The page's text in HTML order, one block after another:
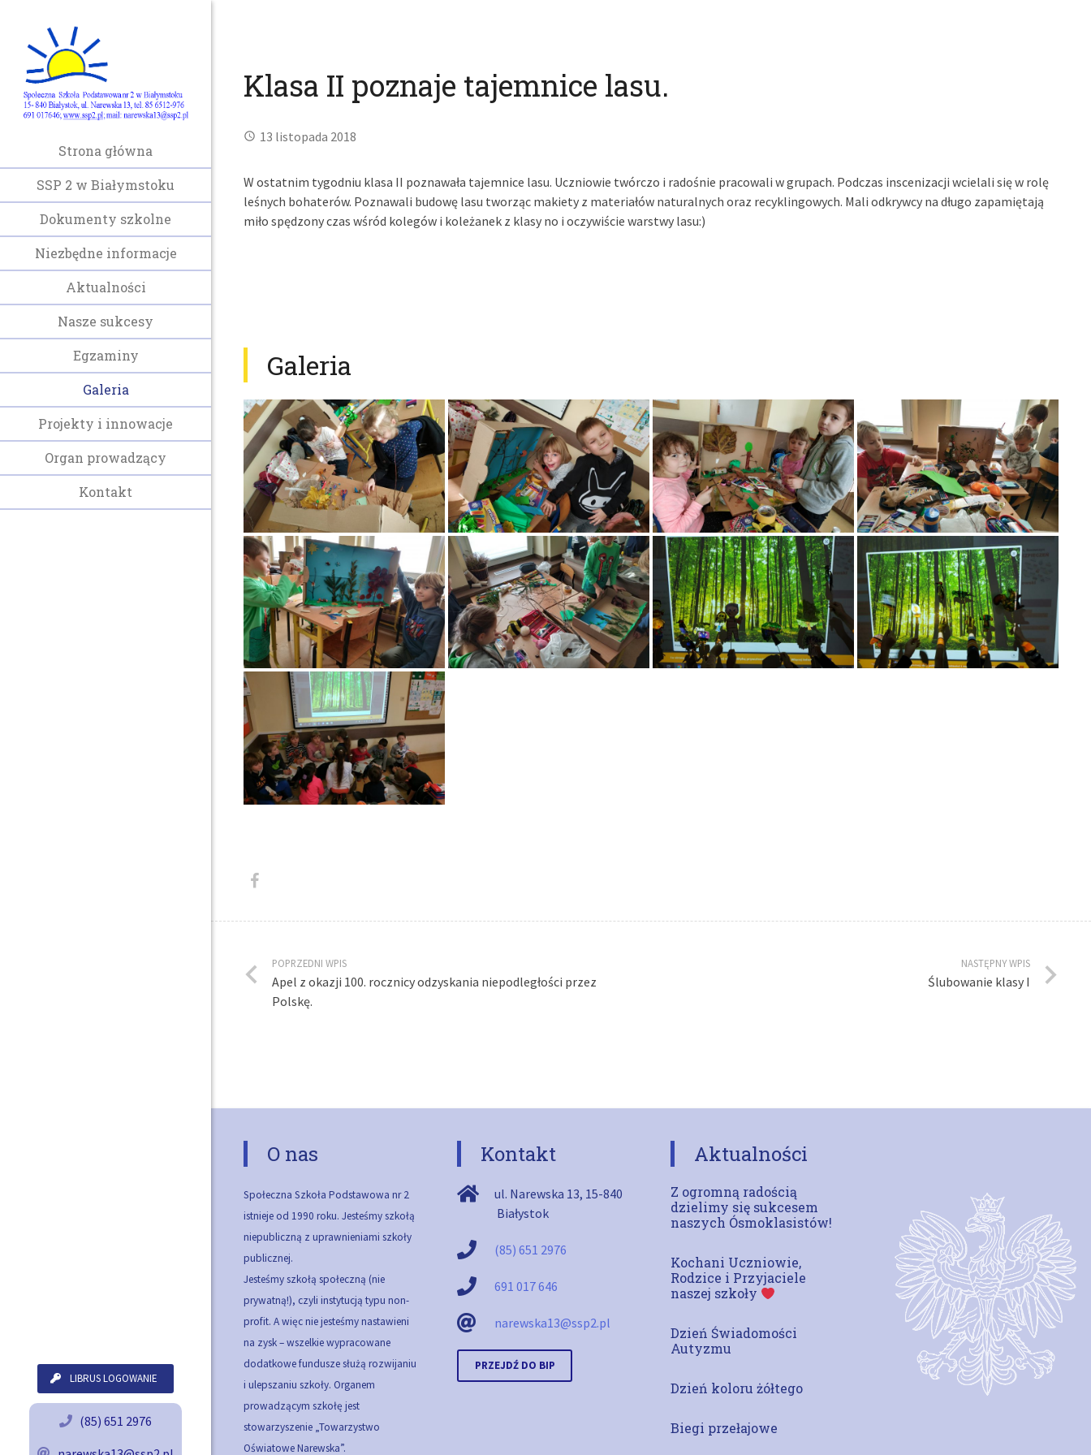
Strona główna
SSP 2 w Białymstoku
Dokumenty szkolne
Niezbędne informacje
Aktualności
Nasze sukcesy
Egzaminy
Galeria
Projekty i innowacje
Organ prowadzący
Kontakt
LIBRUS LOGOWANIE
(85) 651 2976
Klasa II poznaje tajemnice lasu.
13 listopada 2018
W ostatnim tygodniu klasa II poznawała tajemnice lasu. Uczniowie twórczo i radośnie pracowali w grupach. Podczas inscenizacji wcielali się w rolę
leśnych bohaterów. Poznawali budowę lasu tworząc makiety z materiałów naturalnych oraz recyklingowych. Mali odkrywcy na długo zapamiętają
miło spędzony czas wśród kolegów i koleżanek z klasy no i oczywiście warstwy lasu:)
Galeria
POPRZEDNI WPIS
Apel z okazji 100. rocznicy odzyskania niepodległości przez
Polskę.
NASTĘPNY WPIS
Ślubowanie klasy I
O nas
Społeczna Szkoła Podstawowa nr 2
istnieje od 1990 roku. Jesteśmy szkołą
niepubliczną z uprawnieniami szkoły
publicznej.
Jesteśmy szkołą społeczną (nie
prywatną!), czyli instytucją typu non-
profit. A więc nie jesteśmy nastawieni
na zysk – wszelkie wypracowane
dodatkowe fundusze służą rozwijaniu
i ulepszaniu szkoły. Organem
prowadzącym szkołę jest
stowarzyszenie „Towarzystwo
Oświatowe Narewska”.
Kontakt
ul. Narewska 13, 15-840
Białystok
(85) 651 2976
691 017 646
narewska13@ssp2.pl
PRZEJDŹ DO BIP
Aktualności
Z ogromną radością
dzielimy się sukcesem
naszych Ósmoklasistów!
Kochani Uczniowie,
Rodzice i Przyjaciele
naszej szkoły
Dzień Świadomości
Autyzmu
Dzień koloru żółtego
Biegi przełajowe